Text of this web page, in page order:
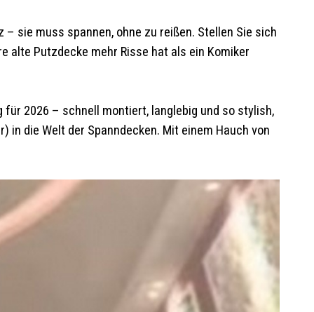
sie muss spannen, ohne zu reißen. Stellen Sie sich
alte Putzdecke mehr Risse hat als ein Komiker
für 2026 – schnell montiert, langlebig und so stylish,
die Welt der Spanndecken. Mit einem Hauch von